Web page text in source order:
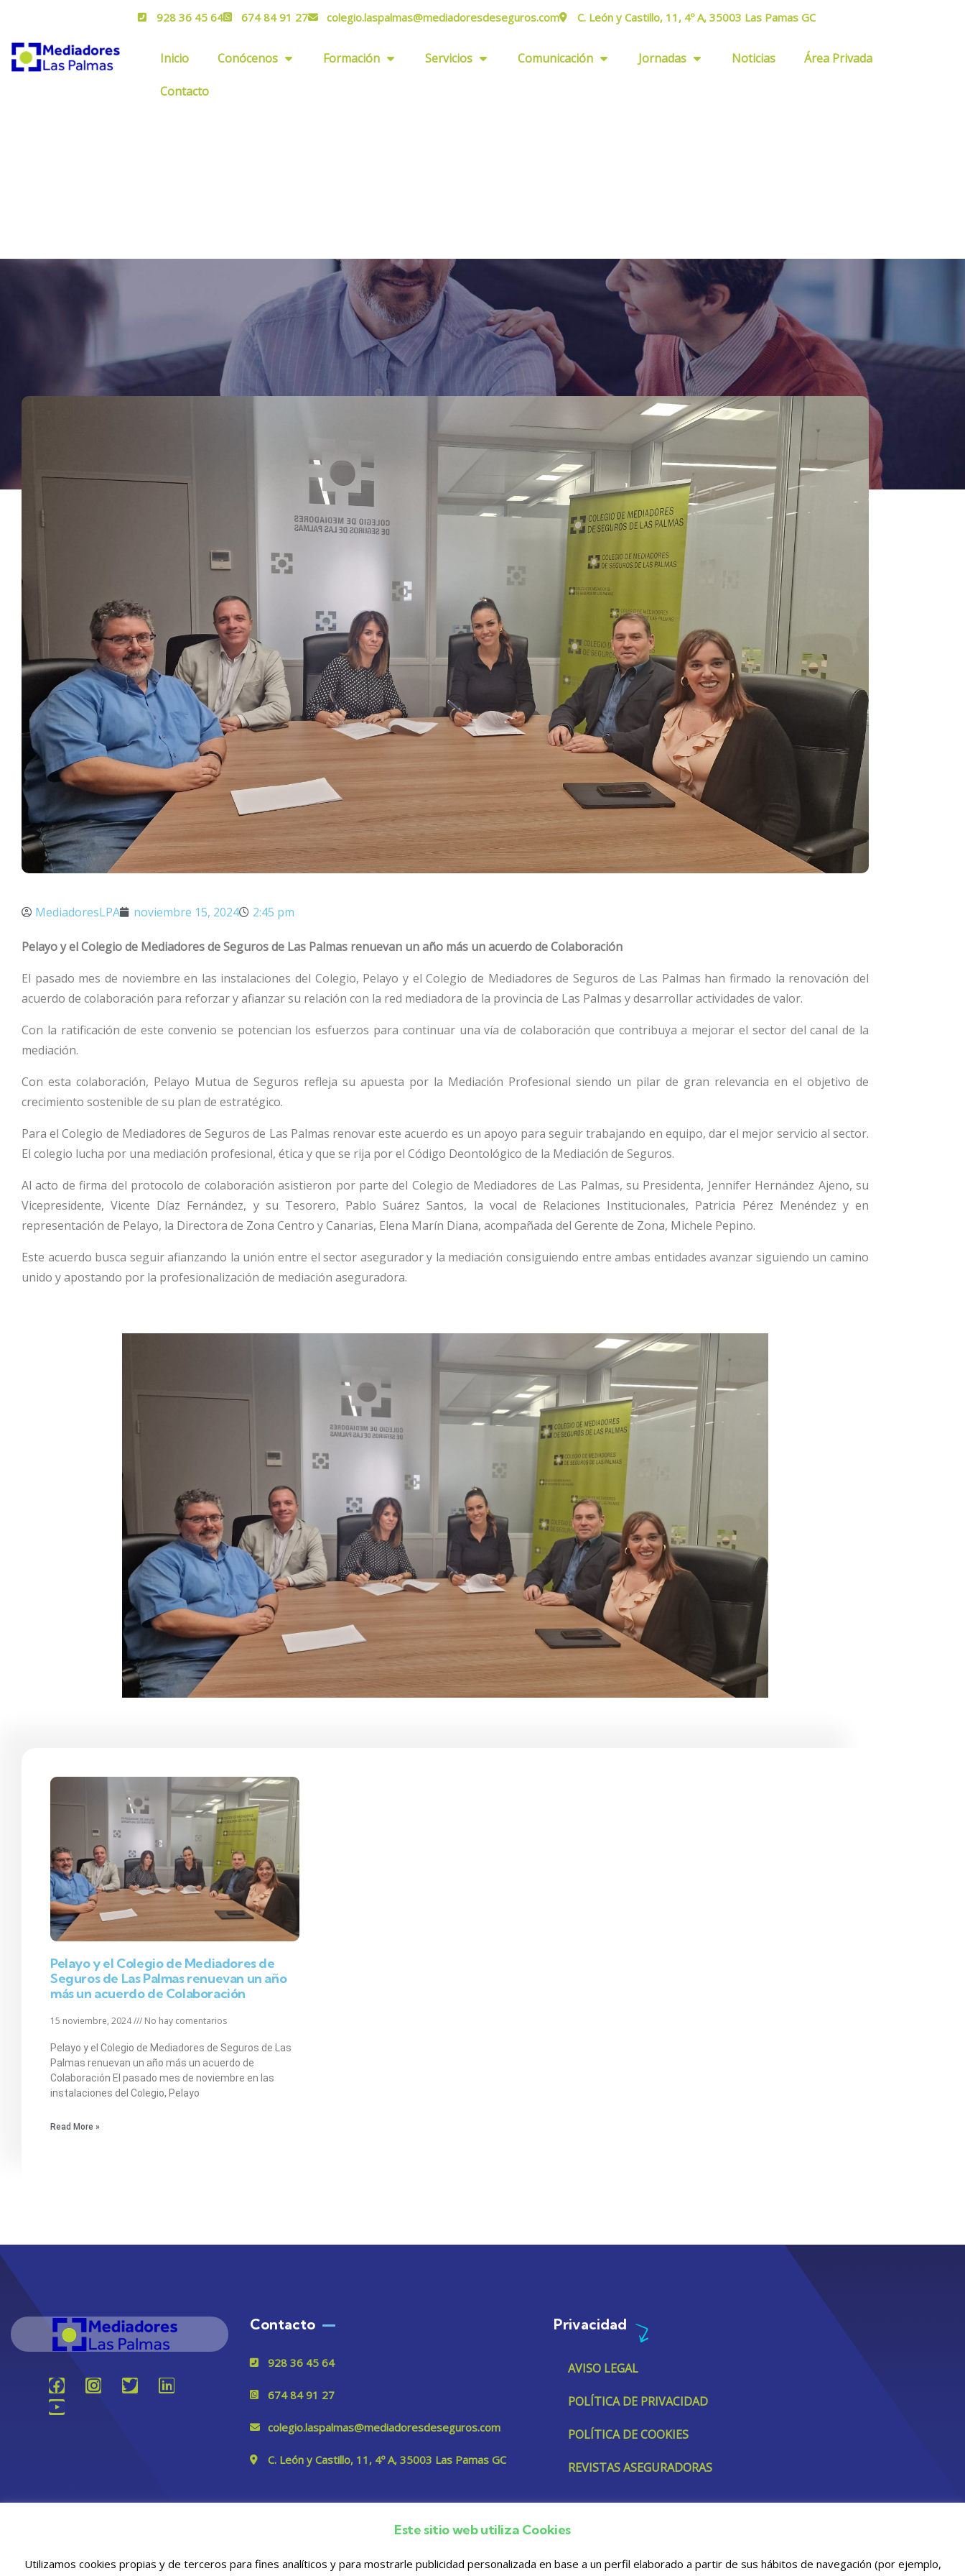
928 36 45 64 674 84 91 27 colegio.laspalmas@mediadoresdeseguros.com C. León y Castillo, 11, 4º A, 35003 Las Pamas GC
Inicio Conócenos Formación Servicios Comunicación Jornadas Noticias Área Privada
Contacto
MediadoresLPA noviembre 15, 2024 2:45 pm
Pelayo y el Colegio de Mediadores de Seguros de Las Palmas renuevan un año más un acuerdo de Colaboración
El pasado mes de noviembre en las instalaciones del Colegio, Pelayo y el Colegio de Mediadores de Seguros de Las Palmas han firmado la renovación del
acuerdo de colaboración para reforzar y afianzar su relación con la red mediadora de la provincia de Las Palmas y desarrollar actividades de valor.
Con la ratificación de este convenio se potencian los esfuerzos para continuar una vía de colaboración que contribuya a mejorar el sector del canal de la
mediación.
Con esta colaboración, Pelayo Mutua de Seguros refleja su apuesta por la Mediación Profesional siendo un pilar de gran relevancia en el objetivo de
crecimiento sostenible de su plan de estratégico.
Para el Colegio de Mediadores de Seguros de Las Palmas renovar este acuerdo es un apoyo para seguir trabajando en equipo, dar el mejor servicio al sector.
El colegio lucha por una mediación profesional, ética y que se rija por el Código Deontológico de la Mediación de Seguros.
Al acto de firma del protocolo de colaboración asistieron por parte del Colegio de Mediadores de Las Palmas, su Presidenta, Jennifer Hernández Ajeno, su
Vicepresidente, Vicente Díaz Fernández, y su Tesorero, Pablo Suárez Santos, la vocal de Relaciones Institucionales, Patricia Pérez Menéndez y en
representación de Pelayo, la Directora de Zona Centro y Canarias, Elena Marín Diana, acompañada del Gerente de Zona, Michele Pepino.
Este acuerdo busca seguir afianzando la unión entre el sector asegurador y la mediación consiguiendo entre ambas entidades avanzar siguiendo un camino
unido y apostando por la profesionalización de mediación aseguradora.
Pelayo y el Colegio de Mediadores de
Seguros de Las Palmas renuevan un año
más un acuerdo de Colaboración
15 noviembre, 2024 No hay comentarios
Pelayo y el Colegio de Mediadores de Seguros de Las
Palmas renuevan un año más un acuerdo de
Colaboración El pasado mes de noviembre en las
instalaciones del Colegio, Pelayo
Read More »
Contacto
928 36 45 64
674 84 91 27
colegio.laspalmas@mediadoresdeseguros.com
C. León y Castillo, 11, 4º A, 35003 Las Pamas GC
Privacidad
AVISO LEGAL
POLÍTICA DE PRIVACIDAD
POLÍTICA DE COOKIES
REVISTAS ASEGURADORAS
Este sitio web utiliza Cookies
Utilizamos cookies propias y de terceros para fines analíticos y para mostrarle publicidad personalizada en base a un perfil elaborado a partir de sus hábitos de navegación (por ejemplo,